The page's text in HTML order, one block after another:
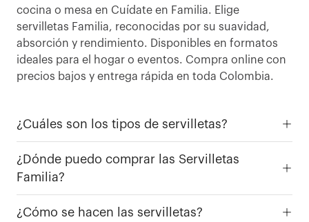
cocina o mesa en Cuídate en Familia. Elige
servilletas Familia, reconocidas por su suavidad,
absorción y rendimiento. Disponibles en formatos
ideales para el hogar o eventos. Compra online con
precios bajos y entrega rápida en toda Colombia.
¿Cuáles son los tipos de servilletas?
¿Dónde puedo comprar las Servilletas
Familia?
¿Cómo se hacen las servilletas?